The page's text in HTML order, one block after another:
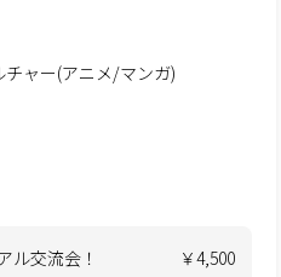
チャー(アニメ/マンガ)
ル交流会！ ￥4,500